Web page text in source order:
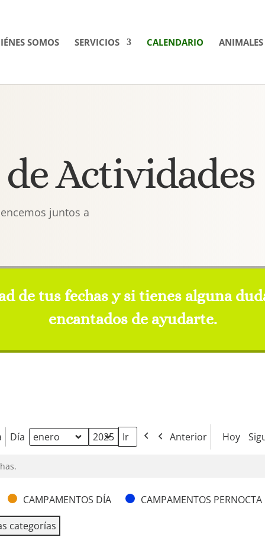
SOMOS SERVICIOS CALENDARIO ANIMALES
Actividades
juntos a
de tus fechas y si tienes alguna
encantados de ayudarte.
Día Mes
Año Anterior Hoy
CAMPAMENTOS DÍA CAMPAMENTOS PERNOCTA
categorías